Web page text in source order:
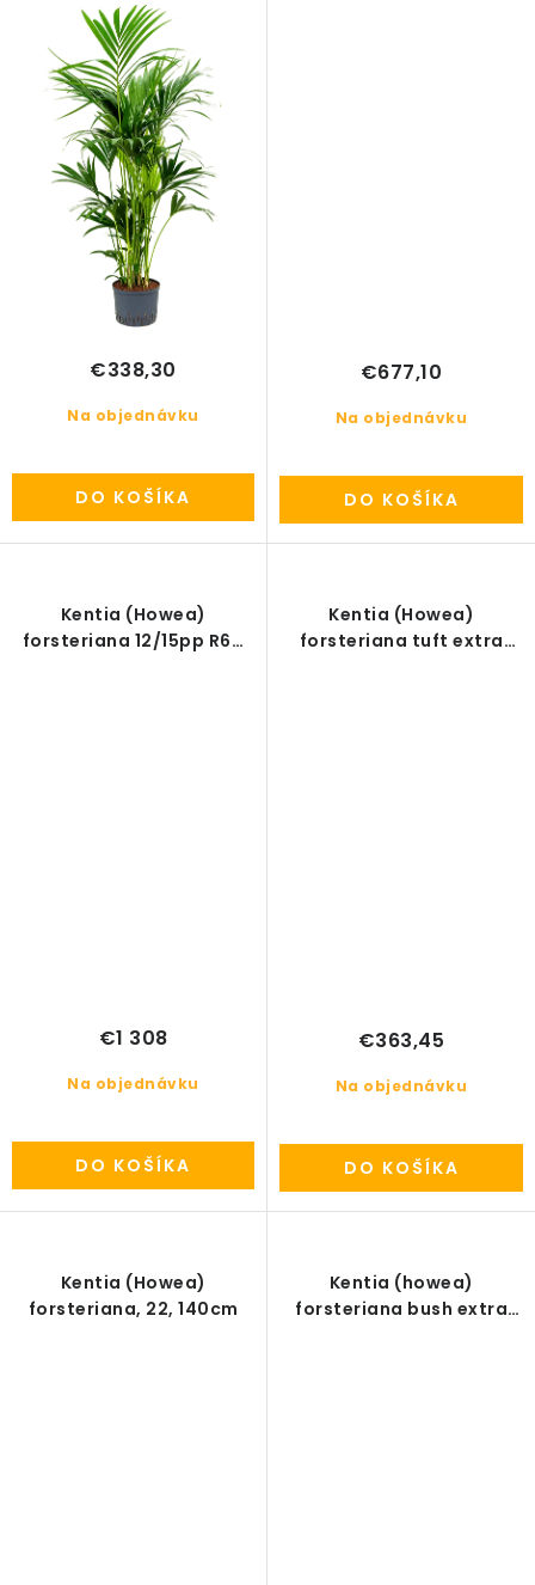
Na objednávku
€338,30
DO KOŠÍKA
Na objednávku
€677,10
DO KOŠÍKA
Kentia (Howea)
forsteriana 12/15pp R60
Na objednávku
€1 308
DO KOŠÍKA
Kentia (Howea)
forsteriana tuft extra
Na objednávku
€363,45
DO KOŠÍKA
Kentia (Howea)
forsteriana, 22, 140cm
Kentia (howea)
forsteriana bush extra